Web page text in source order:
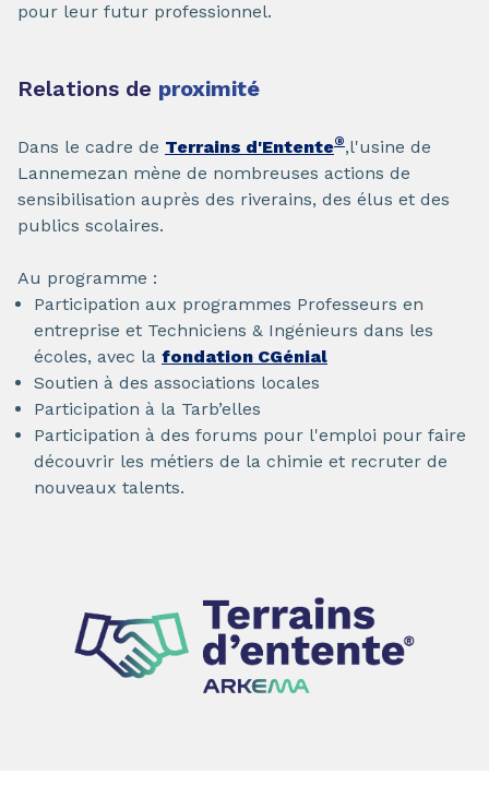
pour leur futur professionnel.
Relations de proximité
Dans le cadre de Terrains d'Entente®,l'usine de
Lannemezan mène de nombreuses actions de
sensibilisation auprès des riverains, des élus et des
publics scolaires.
Au programme :
Participation aux programmes Professeurs en
entreprise et Techniciens & Ingénieurs dans les
écoles, avec la fondation CGénial
Soutien à des associations locales
Participation à la Tarb’elles
Participation à des forums pour l'emploi pour faire
découvrir les métiers de la chimie et recruter de
nouveaux talents.